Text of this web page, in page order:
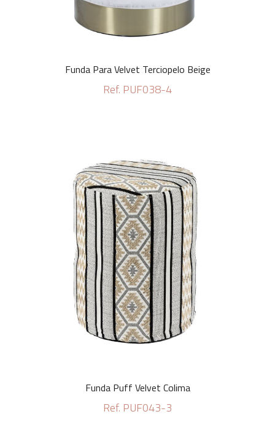
Funda Para Velvet Terciopelo Beige
Ref. PUF038-4
Funda Puff Velvet Colima
Ref. PUF043-3